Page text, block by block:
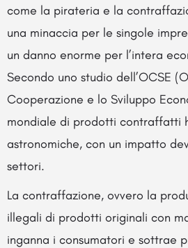
come la pirateria e la
una minaccia per le singole
un danno enorme per l’intera
Secondo uno studio dell’OCSE
Cooperazione e lo Sviluppo
mondiale di prodotti contraffatti
astronomiche, con un impatto
settori.
La contraffazione, ovvero la
illegali di prodotti originali con
inganna i consumatori e sottrae